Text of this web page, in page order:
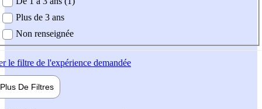
Plus de 3 ans
Non renseignée
le filtre de l'expérience demandée
Plus De Filtres